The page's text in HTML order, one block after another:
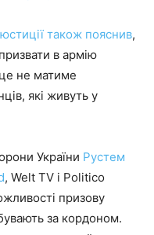
також пояснив,
в армію
це не матиме
які живуть у
України Рустем
, Welt TV і Politico
призову
за кордоном.